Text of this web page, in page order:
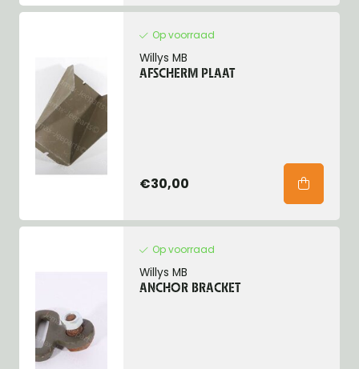
Op voorraad
Willys MB
AFSCHERM PLAAT
€30,00
Op voorraad
Willys MB
ANCHOR BRACKET